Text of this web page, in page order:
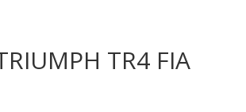
TR4 FIA